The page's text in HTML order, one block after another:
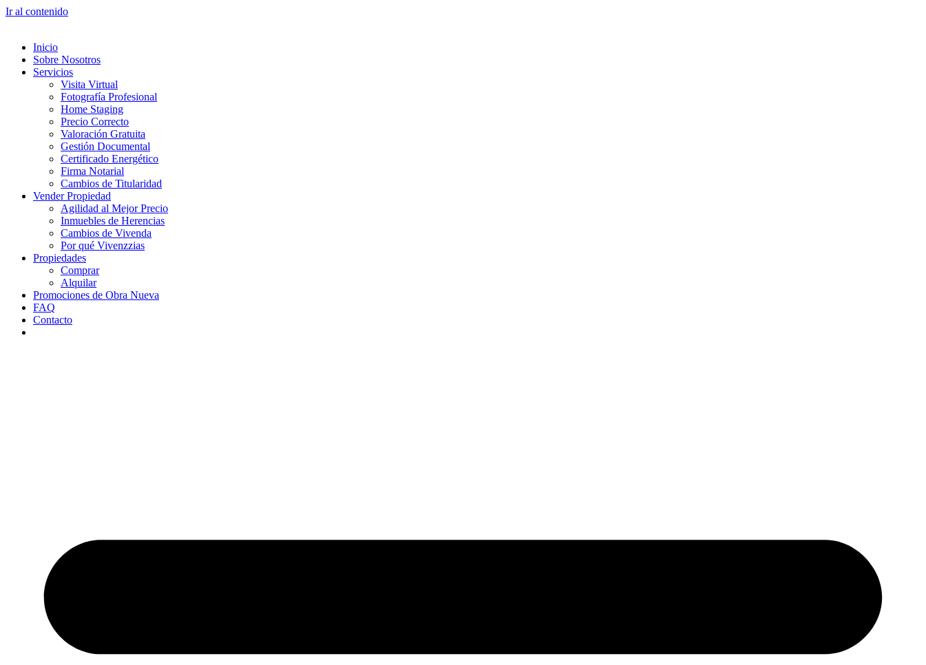
Ir al contenido
Inicio
Sobre Nosotros
Servicios
Visita Virtual
Fotografía Profesional
Home Staging
Precio Correcto
Valoración Gratuita
Gestión Documental
Certificado Energético
Firma Notarial
Cambios de Titularidad
Vender Propiedad
Agilidad al Mejor Precio
Inmuebles de Herencias
Cambios de Vivenda
Por qué Vivenzzias
Propiedades
Comprar
Alquilar
Promociones de Obra Nueva
FAQ
Contacto